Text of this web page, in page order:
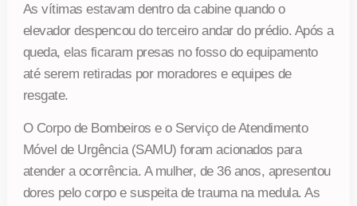
As vítimas estavam dentro da cabine quando o
elevador despencou do terceiro andar do prédio. Após a
queda, elas ficaram presas no fosso do equipamento
até serem retiradas por moradores e equipes de
resgate.
O Corpo de Bombeiros e o Serviço de Atendimento
Móvel de Urgência (SAMU) foram acionados para
atender a ocorrência. A mulher, de 36 anos, apresentou
dores pelo corpo e suspeita de trauma na medula. As